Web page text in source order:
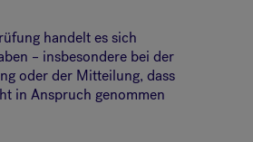
handelt es sich
– insbesondere bei der
oder der Mitteilung, dass
in Anspruch genommen